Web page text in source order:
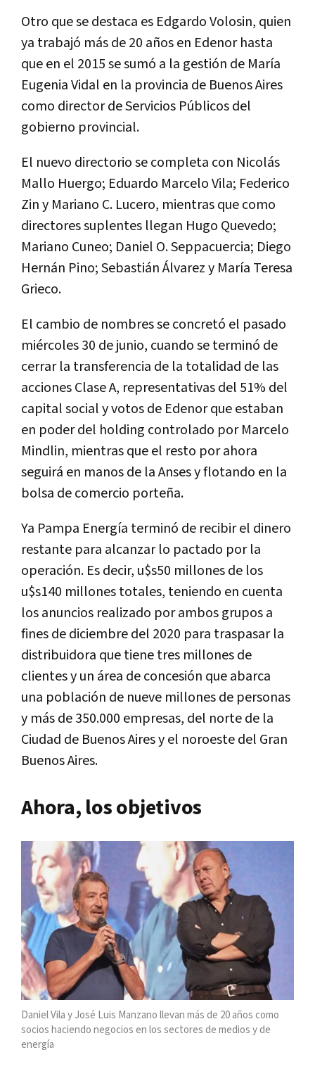
Otro que se destaca es Edgardo Volosin, quien
ya trabajó más de 20 años en Edenor hasta
que en el 2015 se sumó a la gestión de María
Eugenia Vidal en la provincia de Buenos Aires
como director de Servicios Públicos del
gobierno provincial.
El nuevo directorio se completa con Nicolás
Mallo Huergo; Eduardo Marcelo Vila; Federico
Zin y Mariano C. Lucero, mientras que como
directores suplentes llegan Hugo Quevedo;
Mariano Cuneo; Daniel O. Seppacuercia; Diego
Hernán Pino; Sebastián Álvarez y María Teresa
Grieco.
El cambio de nombres se concretó el pasado
miércoles 30 de junio, cuando se terminó de
cerrar la transferencia de la totalidad de las
acciones Clase A, representativas del 51% del
capital social y votos de Edenor que estaban
en poder del holding controlado por Marcelo
Mindlin, mientras que el resto por ahora
seguirá en manos de la Anses y flotando en la
bolsa de comercio porteña.
Ya Pampa Energía terminó de recibir el dinero
restante para alcanzar lo pactado por la
operación. Es decir, u$s50 millones de los
u$s140 millones totales, teniendo en cuenta
los anuncios realizado por ambos grupos a
fines de diciembre del 2020 para traspasar la
distribuidora que tiene tres millones de
clientes y un área de concesión que abarca
una población de nueve millones de personas
y más de 350.000 empresas, del norte de la
Ciudad de Buenos Aires y el noroeste del Gran
Buenos Aires.
Ahora, los objetivos
Daniel Vila y José Luis Manzano llevan más de 20 años como
socios haciendo negocios en los sectores de medios y de
energía